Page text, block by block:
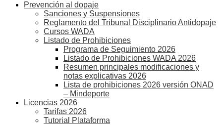
Prevención al dopaje
Sanciones y Suspensiones
Reglamento del Tribunal Disciplinario Antidopaje
Cursos WADA
Listado de Prohibiciones
Programa de Seguimiento 2026
Listado de Prohibiciones WADA 2026
Resumen principales modificaciones y
notas explicativas 2026
Lista de prohibiciones 2026 versión ONAD
– Mindeporte
Licencias 2026
Tarifas 2026
Tutorial Plataforma